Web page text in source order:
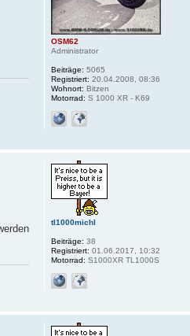
OSM62
Administrator
Beiträge: 5065
Registriert: 20.04.2008, 08:36
Wohnort: Bitzen
Motorrad: S 1000 XR - K69
tl1000michl
Beiträge: 38
Registriert: 01.06.2017, 10:32
Motorrad: S1000XR TL1000S